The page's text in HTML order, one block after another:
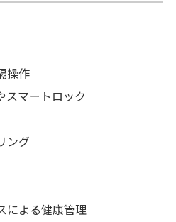
操作
スマートロック
ング
による健康管理